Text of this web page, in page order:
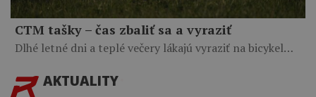
CTM tašky – čas zbaliť sa a vyraziť
Dlhé letné dni a teplé večery lákajú vyraziť na bicykel…
AKTUALITY